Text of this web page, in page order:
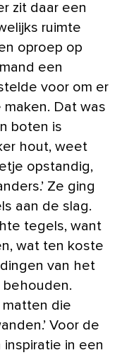
zit daar een
ruimte
oproep op
een
voor om er
Dat was
boten is
hout, weet
opstandig,
Ze ging
aan de slag.
tegels, want
wat ten koste
van het
behouden.
matten die
Voor de
in een